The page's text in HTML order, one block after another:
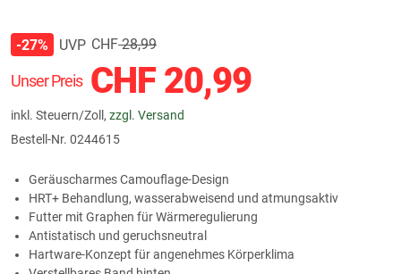
Unser Preis CHF20,99
inkl. Steuern/Zoll, zzgl. Versand
-27% UVP CHF28,99
Bestell-Nr. 0244615
Geräuscharmes Camouflage-Design
HRT+ Behandlung, wasserabweisend und atmungsaktiv
Futter mit Graphen für Wärmeregulierung
Antistatisch und geruchsneutral
Hartware-Konzept für angenehmes Körperklima